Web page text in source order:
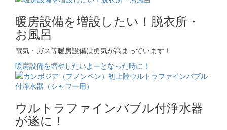
暖房設備を増設したい！脱衣所・
お風呂
電気・ガス等暖房設備は勇気が高まっています！
暖房設備を増やしたいよーとなった時に！
ウルトラファインバブル付浄水器
が遂に！